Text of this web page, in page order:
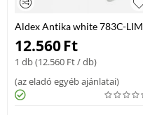
Aldex Antika white 783C-LIM
falikar fehér fém 1 x max 60W
E27 IP20
12.560Ft
1 db (12.560 Ft/ db)
(az eladó egyéb ajánlatai)